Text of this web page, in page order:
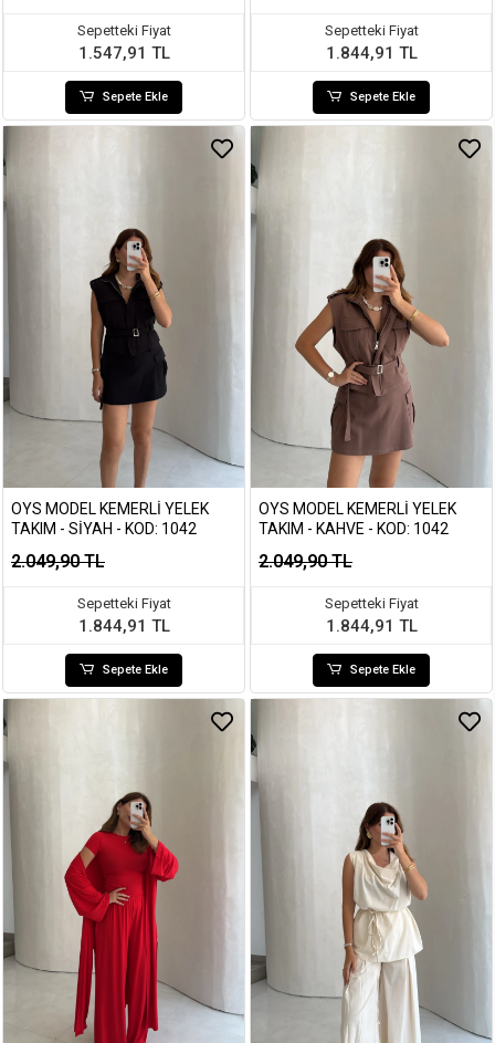
Sepetteki Fiyat
1.547,91 TL
Sepete Ekle
Sepetteki Fiyat
1.844,91 TL
Sepete Ekle
OYS MODEL KEMERLI YELEK
TAKIM - SIYAH - KOD: 1042
2.049,90 TL
Sepetteki Fiyat
1.844,91 TL
Sepete Ekle
OYS MODEL KEMERLI YELEK
TAKIM - KAHVE - KOD: 1042
2.049,90 TL
Sepetteki Fiyat
1.844,91 TL
Sepete Ekle